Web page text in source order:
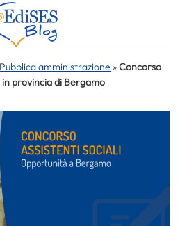
Pubblica amministrazione »Concorso
in provincia di Bergamo